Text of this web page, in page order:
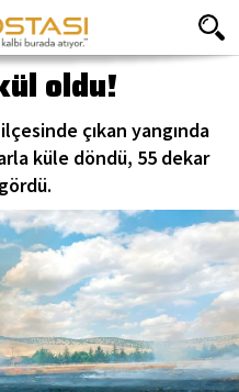
oldu!
çıkan yangında
küle döndü, 55 dekar